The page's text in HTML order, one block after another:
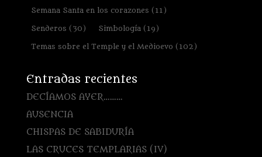
Semana Santa en los corazones (11)
Senderos (30) Simbología(19)
Temas sobre el Temple y el Medioevo (102)
Entradas recientes
DECÍAMOS AYER………
AUSENCIA
CHISPAS DE SABIDURÍA
LAS CRUCES TEMPLARIAS (IV)